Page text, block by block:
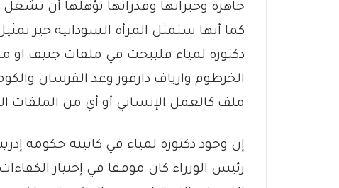
جاهزة وخبراتها وقدراتها تؤهلها أن تشغل
كما أنها ستمثل المرأة السودانية خير
دكتورة لمياء فليبحث في ملفات جنيف او
الخرطوم وارياف دارفور وعد الفرسان
ملف كالعمل الإنساني أو أي من الملفات
إن وجود دكتورة لمياء في كابينة حكومة
رئيس الوزراء كان موفقا في إختيار